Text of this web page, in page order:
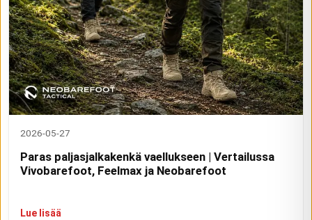
2026-05-27
Paras paljasjalkakenkä vaellukseen | Vertailussa
Vivobarefoot, Feelmax ja Neobarefoot
Lue lisää